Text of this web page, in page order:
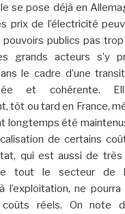
se pose déjà en
prix de l’électricité
pouvoirs publics pas
grands acteurs s’y
le cadre d’une
et cohérente.
tôt ou tard en France,
longtemps été
de certains
qui est aussi de très
tout le secteur de
l’exploitation, ne
réels. On note